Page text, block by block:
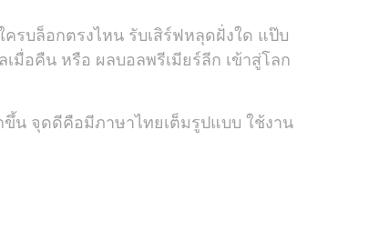
รบล็อกตรงไหน รับเสิร์ฟหลุดฝั่งใด แป๊บ
มื่อคืน หรือ ผลบอลพรีเมียร์ลีก เข้าสู่โลก
ขึ้น จุดดีคือมีภาษาไทยเต็มรูปแบบ ใช้งาน